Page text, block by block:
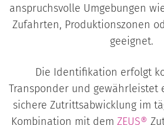
anspruchsvolle Umgebungen
Zufahrten, Produktionszonen
geeignet.
Die Identifikation erfolgt
Transponder und gewährleistet
sichere Zutrittsabwicklung im
Kombination mit dem ZEUS®